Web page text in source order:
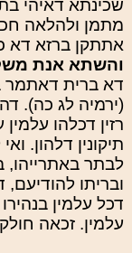
שכינתא דאיהי
מתמן ולהלאה
אתתקן ברזא דא
והשתא אנת
דא ברית דאתמר
(ירמיה לג כה).
רזין דכלהו
תיקונין דלהון.
לבתר באתרייהו,
ובריתו
דכל עלמין
עלמין. זכאה